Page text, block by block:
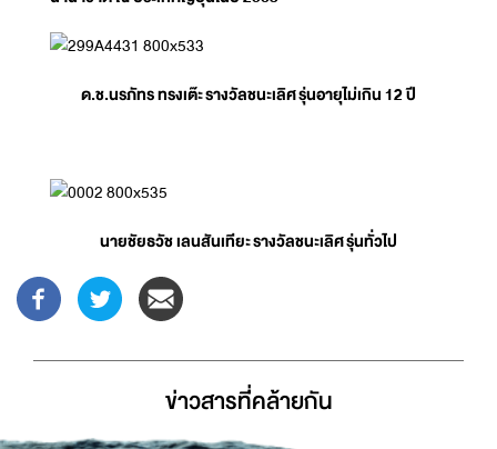
ด.ช.นรภัทร ทรงเต๊ะรางวัลชนะเลิศรุ่นอายุไม่เกิน 12 ปี
นายชัยธวัช เลนสันเทียะรางวัลชนะเลิศรุ่นทั่วไป
ข่าวสารที่่คล้ายกัน